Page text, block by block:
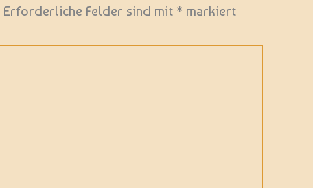
Erforderliche Felder sind mit * markiert